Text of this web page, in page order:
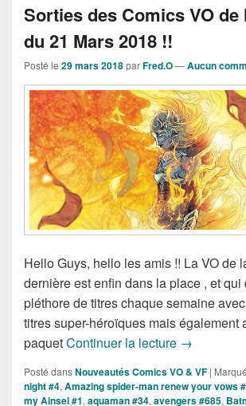
Sorties des Comics VO de
du 21 Mars 2018 !!
Posté le 29 mars 2018parFred.O—Aucun
Hello Guys, hello les amis !! La VO de
dernière est enfin dans la place , et qui
pléthore de titres chaque semaine
titres super-héroïques mais également
paquetContinuer la lecture Sorties
→
Posté dansNouveautés Comics VO & VF |
night #4, Amazing spider-man renew your vows
my Ainsel #1, aquaman #34, avengers #685,